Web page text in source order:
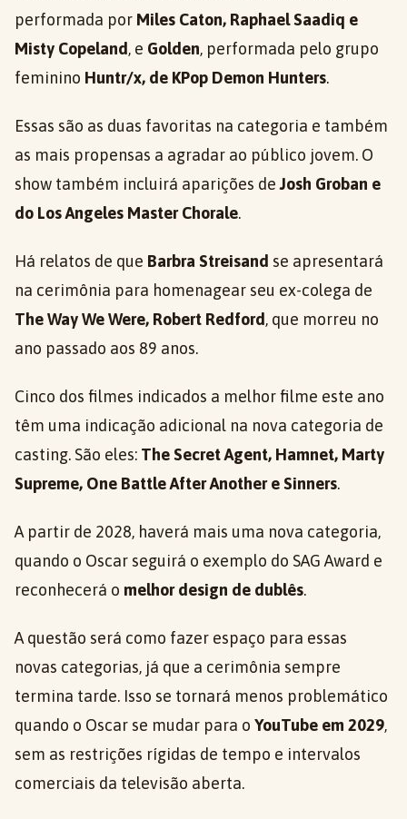
performada por Miles Caton, Raphael Saadiq e
Misty Copeland, e Golden, performada pelo grupo
feminino Huntr/x, de KPop Demon Hunters.
Essas são as duas favoritas na categoria e também
as mais propensas a agradar ao público jovem. O
show também incluirá aparições deJosh Groban e
do Los Angeles Master Chorale.
Há relatos de que Barbra Streisand se apresentará
na cerimônia para homenagear seu ex-colega de
The Way We Were, Robert Redford, que morreu no
ano passado aos 89 anos.
Cinco dos filmes indicados a melhor filme este ano
têm uma indicação adicional na nova categoria de
casting. São eles: The Secret Agent, Hamnet, Marty
Supreme, One Battle After Another e Sinners.
A partir de 2028, haverá mais uma nova categoria,
quando o Oscar seguirá o exemplo do SAG Award e
reconhecerá o melhor design de dublês.
A questão será como fazer espaço para essas
novas categorias, já que a cerimônia sempre
termina tarde. Isso se tornará menos problemático
quando o Oscar se mudar para o YouTube em 2029,
sem as restrições rígidas de tempo e intervalos
comerciais da televisão aberta.